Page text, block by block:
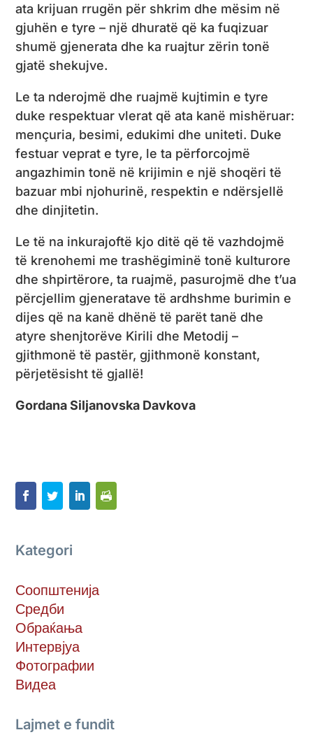
ata krijuan rrugën për shkrim dhe mësim në
gjuhën e tyre – një dhuratë që ka fuqizuar
shumë gjenerata dhe ka ruajtur zërin tonë
gjatë shekujve.
Le ta nderojmë dhe ruajmë kujtimin e tyre
duke respektuar vlerat që ata kanë mishëruar:
mençuria, besimi, edukimi dhe uniteti. Duke
festuar veprat e tyre, le ta përforcojmë
angazhimin tonë në krijimin e një shoqëri të
bazuar mbi njohurinë, respektin e ndërsjellë
dhe dinjitetin.
Le të na inkurajoftë kjo ditë që të vazhdojmë
të krenohemi me trashëgiminë tonë kulturore
dhe shpirtërore, ta ruajmë, pasurojmë dhe t’ua
përcjellim gjeneratave të ardhshme burimin e
dijes që na kanë dhënë të parët tanë dhe
atyre shenjtorëve Kirili dhe Metodij –
gjithmonë të pastër, gjithmonë konstant,
përjetësisht të gjallë!
Gordana Siljanovska Davkova
Kategori
Соопштенија
Средби
Обраќања
Интервјуа
Фотографии
Видеа
Lajmet e fundit